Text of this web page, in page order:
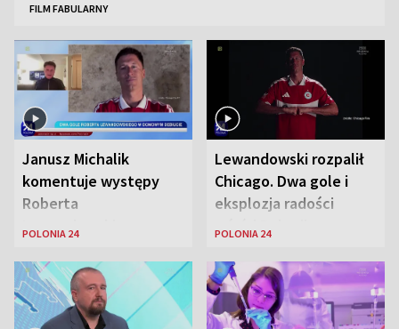
FILM FABULARNY
Janusz Michalik
komentuje występy
Roberta
Lewandowskiego w
Zjednoczonych
POLONIA 24
Lewandowski rozpalił
Chicago. Dwa gole i
eksplozja radości
wśród Polonii
POLONIA 24